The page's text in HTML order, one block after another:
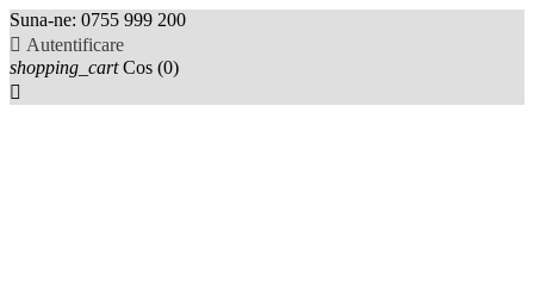
Suna-ne: 0755 999 200
 Autentificare
shopping_cart Cos (0)
